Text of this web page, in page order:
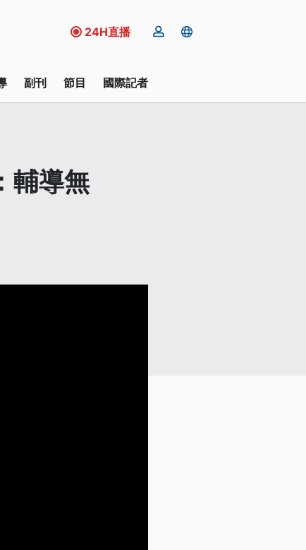
24H直播
副刊 節目 國際記者
輔導無